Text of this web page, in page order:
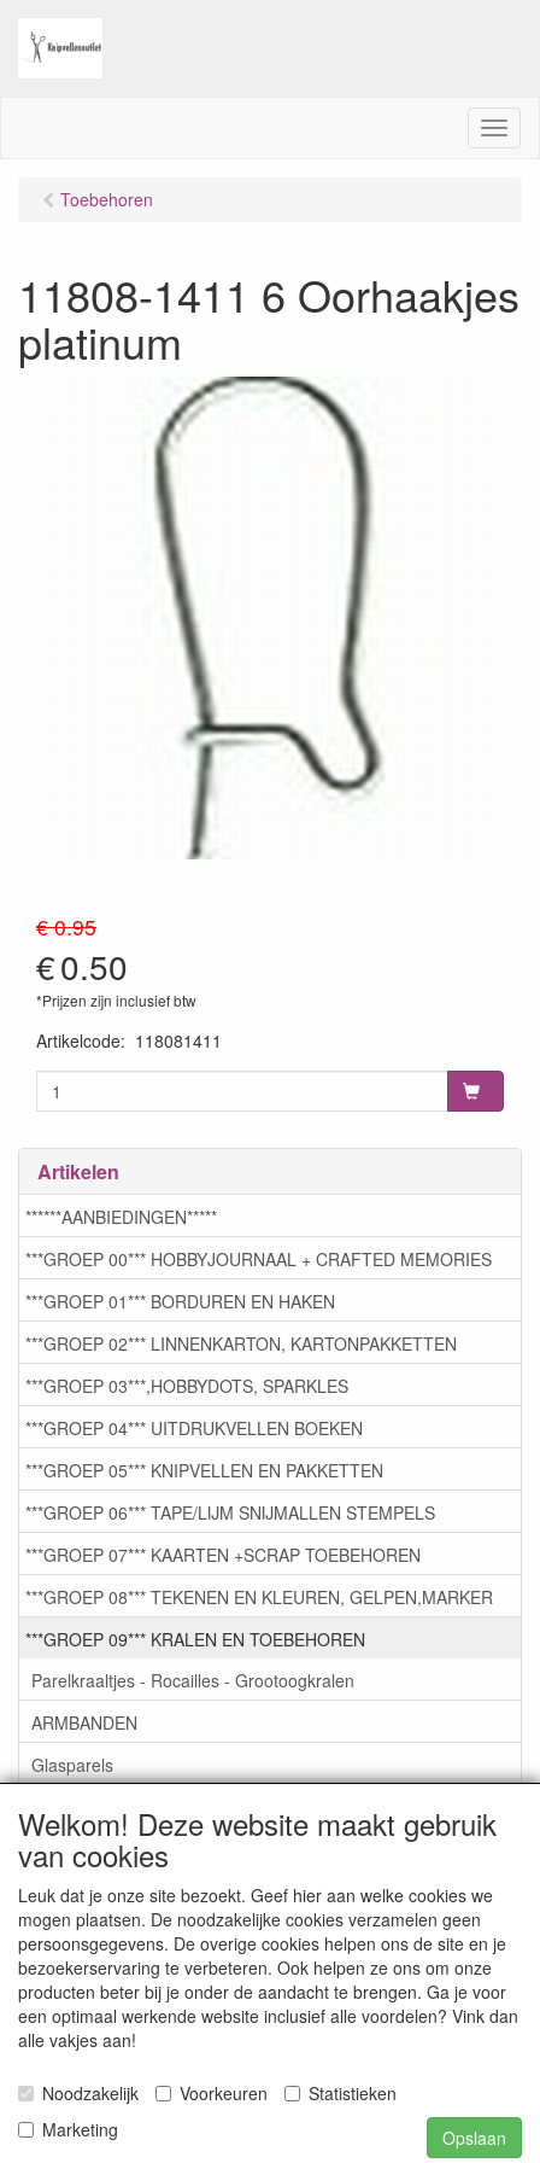
Welkom! Deze website maakt gebruik
van cookies
Leuk dat je onze site bezoekt. Geef hier aan welke cookies we
mogen plaatsen. De noodzakelijke cookies verzamelen geen
persoonsgegevens. De overige cookies helpen ons de site en je
bezoekerservaring te verbeteren. Ook helpen ze ons om onze
producten beter bij je onder de aandacht te brengen. Ga je voor
een optimaal werkende website inclusief alle voordelen? Vink dan
alle vakjes aan!
Noodzakelijk Voorkeuren
Statistieken
Marketing
Opslaan
M
e
Toebehoren
11808-1411 6 Oorhaakjes
platinum
€ 0.95
€0.50
*Prijzen zijn inclusief btw
Artikelcode: 118081411
Artikelen
******AANBIEDINGEN*****
***GROEP 00*** HOBBYJOURNAAL + CRAFTED MEMORIES
***GROEP 01*** BORDUREN EN HAKEN
***GROEP 02*** LINNENKARTON, KARTONPAKKETTEN
***GROEP 03***,HOBBYDOTS, SPARKLES
***GROEP 04*** UITDRUKVELLEN BOEKEN
***GROEP 05*** KNIPVELLEN EN PAKKETTEN
***GROEP 06*** TAPE/LIJM SNIJMALLEN STEMPELS
***GROEP 07*** KAARTEN +SCRAP TOEBEHOREN
***GROEP 08*** TEKENEN EN KLEUREN, GELPEN,MARKER
***GROEP 09*** KRALEN EN TOEBEHOREN
Parelkraaltjes - Rocailles - Grootoogkralen
ARMBANDEN
Glasparels
Toebehoren
Kettingen om zelf te maken
LEATHER-LIKE KOORD VIERKANT 5M X3MM €0,50
***GROEP 10*** WENSKAARTEN MET ENV. €0,75
Service
Artikelgroepen